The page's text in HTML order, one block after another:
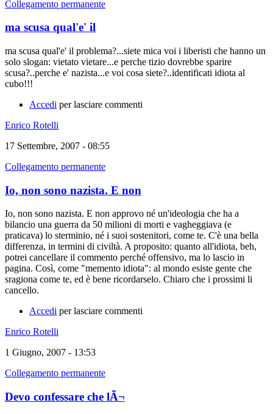
Collegamento permanente
ma scusa qual'e' il
ma scusa qual'e' il problema?...siete mica voi i liberisti che hanno un
solo slogan: vietato vietare...e perche tizio dovrebbe sparire
scusa?..perche e' nazista...e voi cosa siete?..identificati idiota al
cubo!!!
Accedi per lasciare commenti
Enrico Rotelli
17 Settembre, 2007 - 08:55
Collegamento permanente
Io, non sono nazista. E non
Io, non sono nazista. E non approvo né un'ideologia che ha a
bilancio una guerra da 50 milioni di morti e vagheggiava (e
praticava) lo sterminio, né i suoi sostenitori, come te. C'è una bella
differenza, in termini di civiltà. A proposito: quanto all'idiota, beh,
potrei cancellare il commento perché offensivo, ma lo lascio in
pagina. Così, come "memento idiota": al mondo esiste gente che
sragiona come te, ed è bene ricordarselo. Chiaro che i prossimi li
cancello.
Accedi per lasciare commenti
Enrico Rotelli
1 Giugno, 2007 - 13:53
Collegamento permanente
Devo confessare che lÃ¬